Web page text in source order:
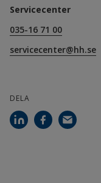
Servicecenter
035-16 71 00
servicecenter@hh.se
DELA